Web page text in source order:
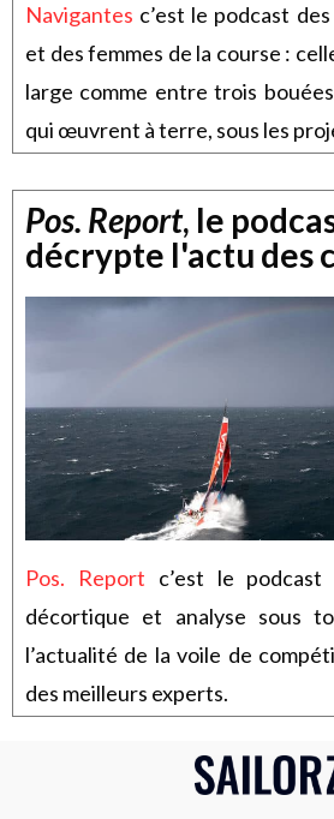
Navigantes c’est le podcast
et des femmes de la course :
large comme entre trois
qui œuvrent à terre, sous les
Pos. Report, le
décrypte l'actu des
Pos. Report c’est le podcast
décortique et analyse sous
l’actualité de la voile de
des meilleurs experts.